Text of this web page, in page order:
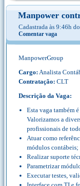
Manpower
Cadastrada às 9:46h
Comentar vaga
ManpowerGroup
Cargo: Analista
Contratação: CLT
Descrição da Vaga:
Esta vaga também
Valorizamos a
profissionais de
Atuar como
módulos contábeis;
Realizar suporte
Parametrizar
Executar testes,